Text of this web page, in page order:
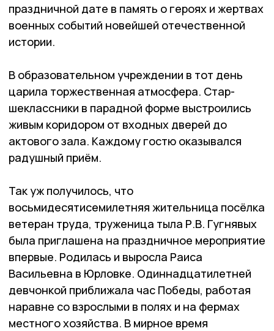
праздничной дате в память о героях и жертвах
военных событий новейшей отечественной
истории.
В образовательном учреждении в тот день
царила торжественная атмосфера. Стар­
шеклассники в парадной фор­ме выстроились
живым коридором от входных дверей до
актового зала. Каждому гостю оказывался
радушный приём.
Так уж получилось, что
восьмидесятисемилетняя жи­тельница посёлка
ветеран тру­да, труженица тыла Р.В. Гугня­вых
была приглашена на праздничное мероприятие
впервые. Родилась и выросла Раиса
Васильевна в Юрловке. Одиннадцатилетней
девчонкой приближала час Победы, работая
наравне со взрослыми в полях и на фермах
местного хозяйства. В мирное вре­мя